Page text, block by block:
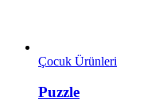
Çocuk Ürünleri
Puzzle